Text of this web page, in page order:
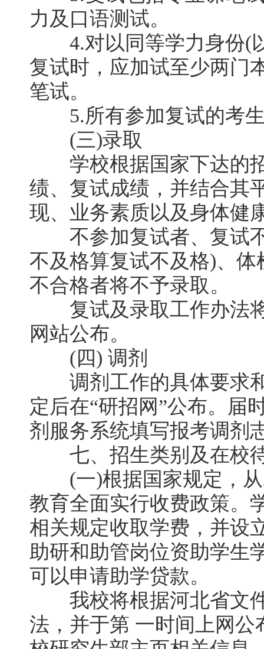
力及口语测试。
4.对以同等学力身份(
复试时，应加试至少两门
笔试。
5.所有参加复试的考生
(三)录取
学校根据国家下达的
绩、复试成绩，并结合其
现、业务素质以及身体健
不参加复试者、复试不
不及格算复试不及格)、
不合格者将不予录取。
复试及录取工作办法将
网站公布。
(四) 调剂
调剂工作的具体要求和
定后在“研招网”公布。届
剂服务系统填写报考调剂
七、招生类别及在校
(一)根据国家规定，从
教育全面实行收费政策。
相关规定收取学费，并设
助研和助管岗位资助学生
可以申请助学贷款。
我校将根据河北省文
法，并于第 一时间上网